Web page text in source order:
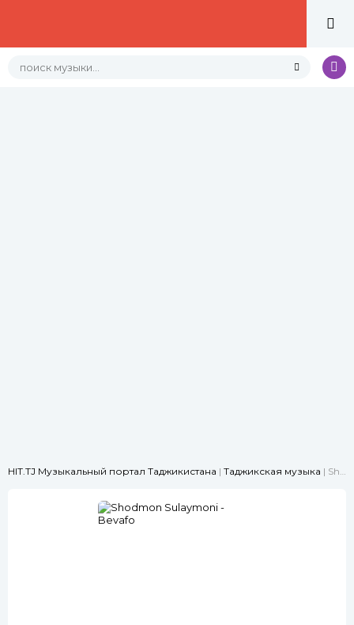
HIT.TJ Музыкальный портал Таджикистана | Таджикская музыка | Shodmon Sulaymoni - Bevafo